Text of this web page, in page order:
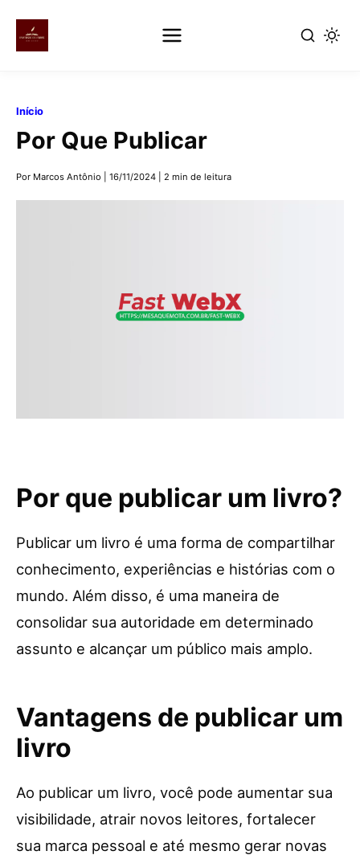
conteúdo
Início
Por Que Publicar
Por Marcos Antônio 16/11/2024 2 min de leitura
Por que publicar um livro?
Publicar um livro é uma forma de compartilhar
conhecimento, experiências e histórias com o
mundo. Além disso, é uma maneira de
consolidar sua autoridade em determinado
assunto e alcançar um público mais amplo.
Vantagens de publicar um
livro
Ao publicar um livro, você pode aumentar sua
visibilidade, atrair novos leitores, fortalecer
sua marca pessoal e até mesmo gerar novas